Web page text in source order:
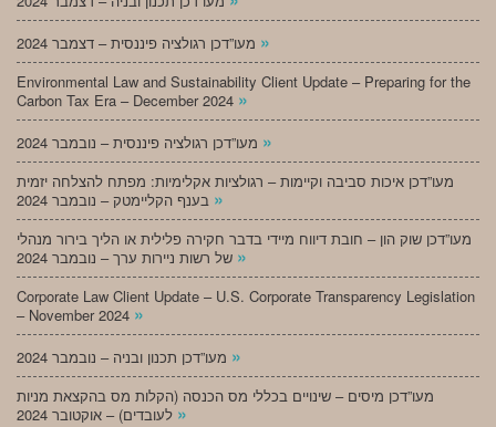
»
Environmental Law and Sustainability Client Update – Preparing for the
Carbon Tax Era – December 2024 »
»
מעו”דכן איכות סביבה וקיימות – רגולציות אקלימיות: מפתח להצלחה יזמית
»
מעו”דכן שוק הון – חובת דיווח מיידי בדבר חקירה פלילית או הליך בירור מנהלי
»
Corporate Law Client Update – U.S. Corporate Transparency Legislation
– November 2024 »
»
מעו”דכן מיסים – שינויים בכללי מס הכנסה (הקלות מס בהקצאת מניות
»